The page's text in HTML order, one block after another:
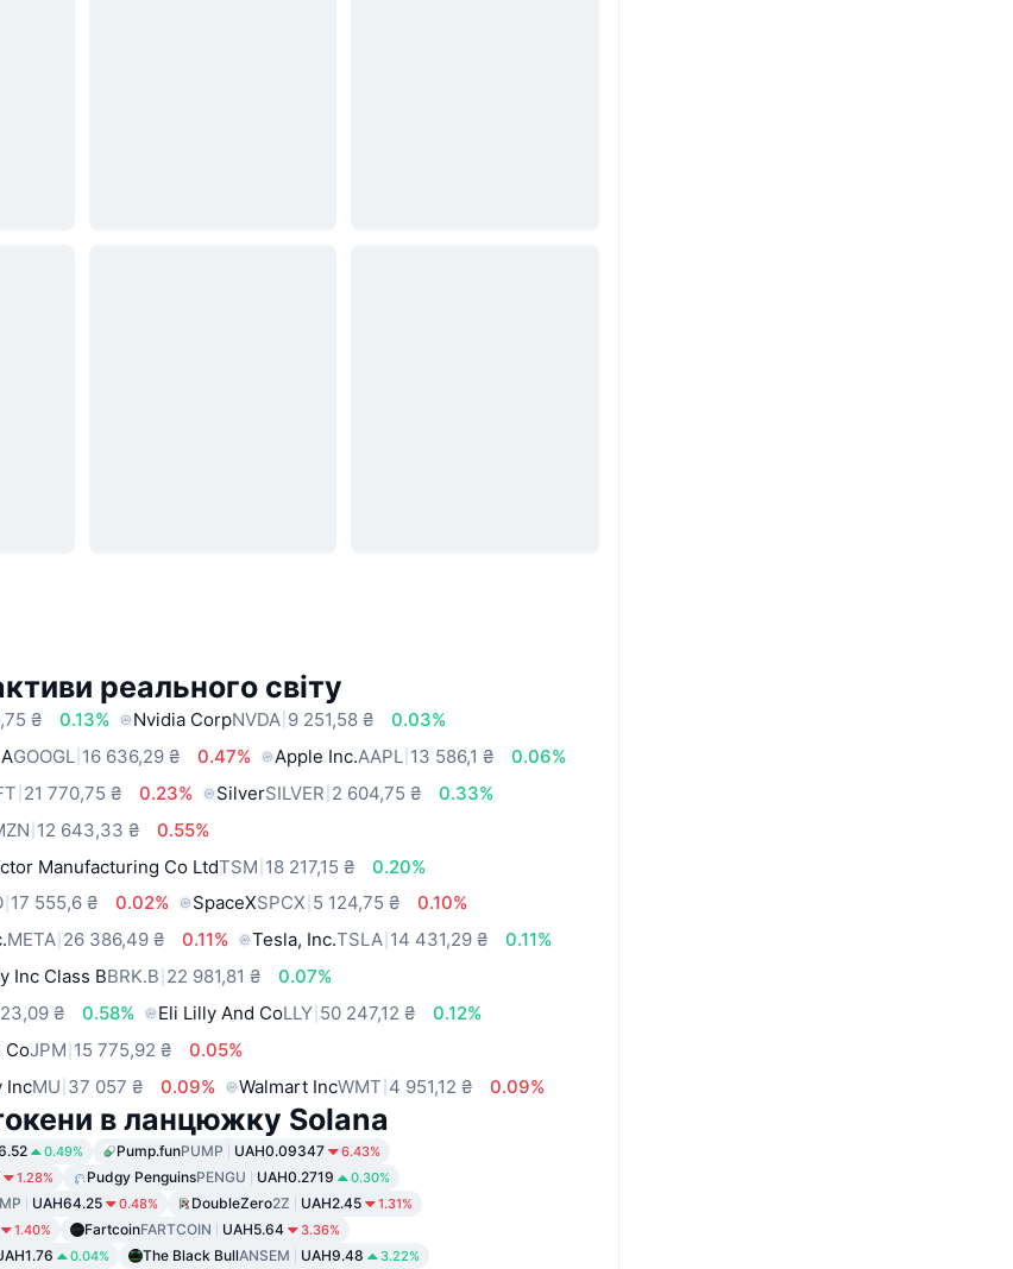
реального світу
₴ 0.13% Nvidia CorpNVDA 9 251,58 ₴
0.03%
GOOGL 16 636,29 ₴ 0.47% Apple Inc.AAPL 13 586,1 ₴
0.06%
21 770,75 ₴ 0.23% SilverSILVER 2 604,75 ₴
0.33%
12 643,33 ₴
0.55%
Manufacturing Co LtdTSM 18 217,15 ₴
0.20%
17 555,6 ₴ 0.02% SpaceXSPCX 5 124,75 ₴
0.10%
META 26 386,49 ₴ 0.11% Tesla, Inc.TSLA 14 431,29 ₴
0.11%
Inc Class BBRK.B 22 981,81 ₴
0.07%
₴ 0.58% Eli Lilly And CoLLY 50 247,12 ₴
0.12%
CoJPM 15 775,92 ₴
0.05%
IncMU 37 057 ₴ 0.09% Walmart IncWMT 4 951,12 ₴ 0.09%
в ланцюжку Solana
0.49% Pump.funPUMP UAH0.09347 6.43%
1.28% Pudgy PenguinsPENGU UAH0.2719 0.30%
UAH64.25 0.48% DoubleZero2Z UAH2.45 1.31%
1.40% FartcoinFARTCOIN UAH5.64 3.36%
0.04% The Black BullANSEM UAH9.48 3.22%